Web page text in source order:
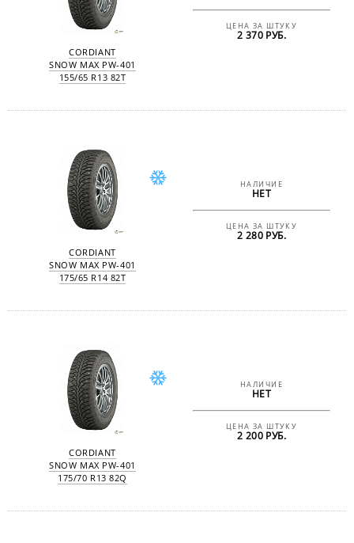
CORDIANT
SNOW MAX PW-401
155/65 R13 82T
ЦЕНА ЗА ШТУКУ
2 370 РУБ.
CORDIANT
SNOW MAX PW-401
175/65 R14 82T
НАЛИЧИЕ
НЕТ
ЦЕНА ЗА ШТУКУ
2 280 РУБ.
CORDIANT
SNOW MAX PW-401
175/70 R13 82Q
НАЛИЧИЕ
НЕТ
ЦЕНА ЗА ШТУКУ
2 200 РУБ.